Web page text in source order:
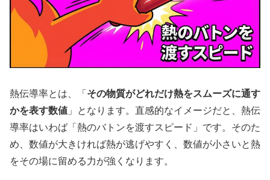
熱伝導率とは、「 その物質がどれだけ熱をスムーズに通す
かを表す数値 」となります。直感的なイメージだと、熱伝
導率はいわば「熱のバトンを渡すスピード」です。そのた
め、数値が大きければ熱が逃げやすく、数値が小さいと熱
をその場に留める力が強くなります。